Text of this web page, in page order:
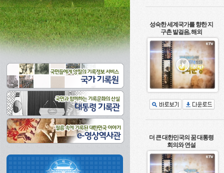
성숙한 세계국가를 향한 지
구촌 발걸음, 해외
더 큰 대한민국의 꿈 대통령
회의와 연설